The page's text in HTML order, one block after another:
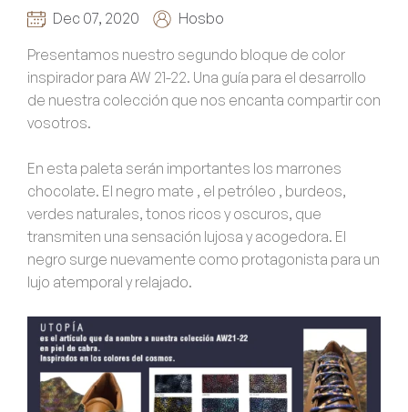
Dec 07, 2020
Hosbo
Presentamos nuestro segundo bloque de color
inspirador para AW 21-22. Una guía para el desarrollo
de nuestra colección que nos encanta compartir con
vosotros.
En esta paleta serán importantes los marrones
chocolate. El negro mate , el petróleo , burdeos,
verdes naturales, tonos ricos y oscuros, que
transmiten una sensación lujosa y acogedora. El
negro surge nuevamente como protagonista para un
lujo atemporal y relajado.